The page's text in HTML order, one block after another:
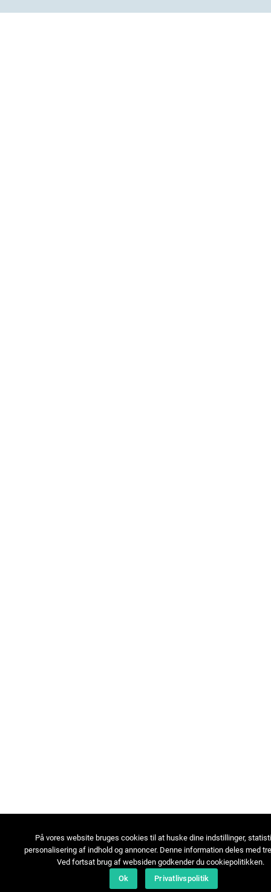
På vores website bruges cookies til at huske dine indstillinger,
personalisering af indhold og annoncer. Denne information deles med
Ved fortsat brug af websiden godkender du cookiepolitikken.
Ok
Privatlivspolitik